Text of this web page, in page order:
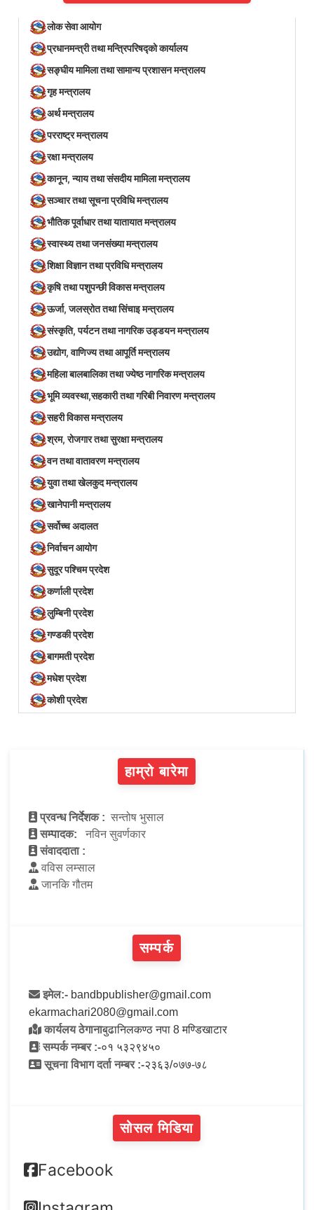
लोक सेवा आयोग
प्रधानमन्त्री तथा मन्त्रिपरिषद्को कार्यालय
सङ्घीय मामिला तथा सामान्य प्रशासन मन्त्रालय
गृह मन्त्रालय
अर्थ मन्त्रालय
परराष्ट्र मन्त्रालय
रक्षा मन्त्रालय
कानून, न्याय तथा संसदीय मामिला मन्त्रालय
सञ्‍चार तथा सूचना प्रविधि मन्त्रालय
भौतिक पूर्वाधार तथा यातायात मन्त्रालय
स्वास्थ्य तथा जनसंख्या मन्त्रालय
शिक्षा विज्ञान तथा प्रविधि मन्त्रालय
कृषि तथा पशुपन्छी विकास मन्त्रालय
ऊर्जा, जलस्रोत तथा सिंचाइ मन्त्रालय
संस्कृति, पर्यटन तथा नागरिक उड्डयन मन्त्रालय
उद्योग, वाणिज्य तथा आपूर्ति मन्त्रालय
महिला बालबालिका तथा ज्येष्ठ नागरिक मन्त्रालय
भूमि व्यवस्था,सहकारी तथा गरिबी निवारण मन्त्रालय
सहरी विकास मन्त्रालय
श्रम, रोजगार तथा सुरक्षा मन्त्रालय
वन तथा वातावरण मन्त्रालय
युवा तथा खेलकुद मन्त्रालय
खानेपानी मन्त्रालय
सर्वोच्च अदालत
निर्वाचन आयोग
सुदूर पश्चिम प्रदेश
कर्णाली प्रदेश
लुम्बिनी प्रदेश
गण्डकी प्रदेश
बागमती प्रदेश
मधेश प्रदेश
कोशी प्रदेश
हाम्रो बारेमा
प्रवन्ध निर्देशक : सन्तोष भुसाल
सम्पादक:
नविन सुवर्णकार
संवाददाता :
वविस लम्साल
जानकि गौतम
सम्पर्क
इमेल:- bandbpublisher@gmail.com
ekarmachari2080@gmail.com
कार्यलय ठेगानाबुढानिलकण्ठ नपा 8 मण्डिखाटार
सम्पर्क नम्बर :-०१ ५३२९४५०
सूचना विभाग दर्ता नम्बर :-२३६३/०७७-७८
सोसल मिडिया
Facebook